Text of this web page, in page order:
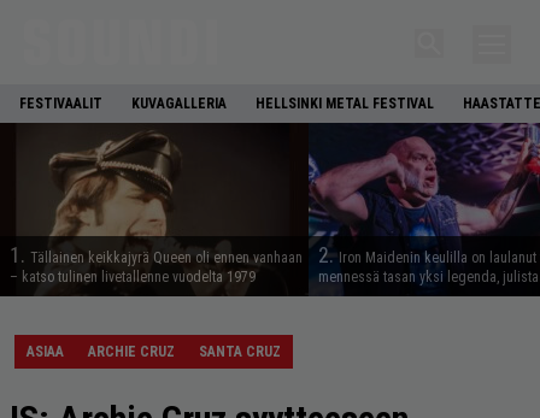
FESTIVAALIT KUVAGALLERIA HELLSINKI METAL FESTIVAL
1. Tällainen keikkajyrä Queen oli ennen vanhaan
– katso tulinen livetallenne vuodelta 1979
2. Iron Maidenin keulilla on laulanut
mennessä tasan yksi legenda,
ASIAA ARCHIE CRUZ SANTA CRUZ